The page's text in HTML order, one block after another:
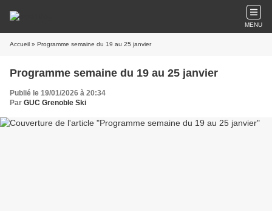
MENU
Accueil » Programme semaine du 19 au 25 janvier
Programme semaine du 19 au 25 janvier
Publié le 19/01/2026 à 20:34
Par GUC Grenoble Ski